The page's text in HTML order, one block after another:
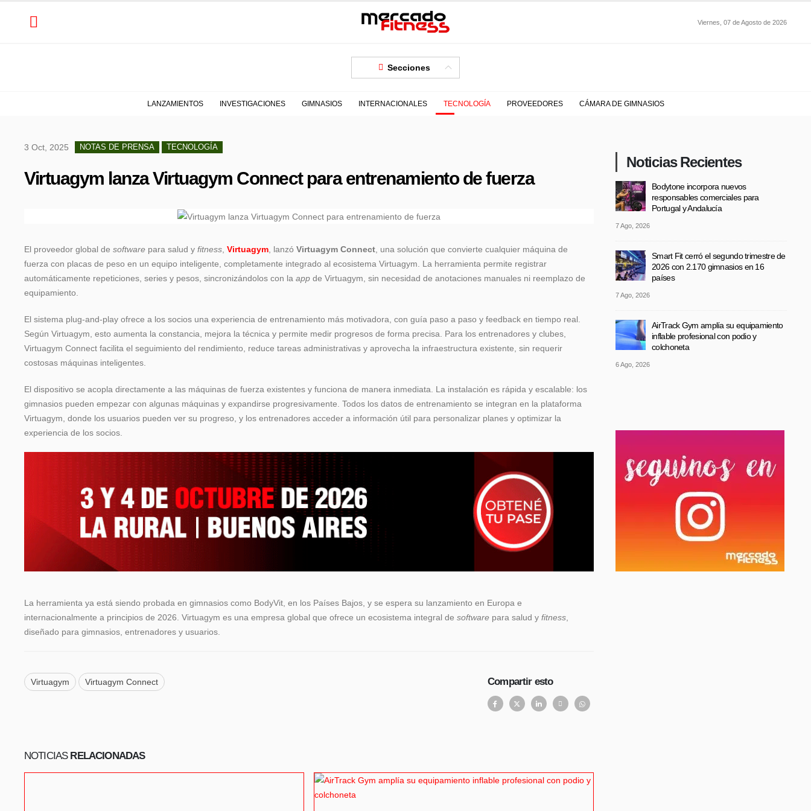
Viernes, 07 de Agosto de 2026
Secciones
LANZAMIENTOS INVESTIGACIONES GIMNASIOS INTERNACIONALES TECNOLOGÍA PROVEEDORES CÁMARA DE GIMNASIOS
3 Oct, 2025 NOTAS DE PRENSA TECNOLOGÍA
Virtuagym lanza Virtuagym Connect para entrenamiento de fuerza
El proveedor global de software para salud y fitness, Virtuagym, lanzó Virtuagym Connect, una solución que convierte cualquier máquina de
fuerza con placas de peso en un equipo inteligente, completamente integrado al ecosistema Virtuagym. La herramienta permite registrar
automáticamente repeticiones, series y pesos, sincronizándolos con la app de Virtuagym, sin necesidad de anotaciones manuales ni reemplazo de
equipamiento.
El sistema plug-and-play ofrece a los socios una experiencia de entrenamiento más motivadora, con guía paso a paso y feedback en tiempo real.
Según Virtuagym, esto aumenta la constancia, mejora la técnica y permite medir progresos de forma precisa. Para los entrenadores y clubes,
Virtuagym Connect facilita el seguimiento del rendimiento, reduce tareas administrativas y aprovecha la infraestructura existente, sin requerir
costosas máquinas inteligentes.
El dispositivo se acopla directamente a las máquinas de fuerza existentes y funciona de manera inmediata. La instalación es rápida y escalable: los
gimnasios pueden empezar con algunas máquinas y expandirse progresivamente. Todos los datos de entrenamiento se integran en la plataforma
Virtuagym, donde los usuarios pueden ver su progreso, y los entrenadores acceder a información útil para personalizar planes y optimizar la
experiencia de los socios.
La herramienta ya está siendo probada en gimnasios como BodyVit, en los Países Bajos, y se espera su lanzamiento en Europa e
internacionalmente a principios de 2026. Virtuagym es una empresa global que ofrece un ecosistema integral de software para salud y fitness
diseñado para gimnasios, entrenadores y usuarios.
Virtuagym Virtuagym Connect Compartir esto
NOTICIAS RELACIONADAS
Noticias Recientes
Bodytone incorpora nuevos
responsables comerciales para
Portugal y Andalucía
7 Ago, 2026
Smart Fit cerró el segundo trimestre de
2026 con 2.170 gimnasios en 16
países
7 Ago, 2026
AirTrack Gym amplía su equipamiento
inflable profesional con podio y
colchoneta
6 Ago, 2026